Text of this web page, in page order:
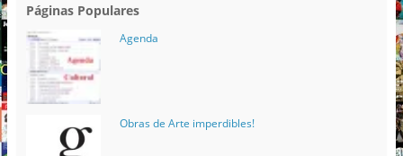
Páginas Populares
Agenda
Obras de Arte imperdibles!